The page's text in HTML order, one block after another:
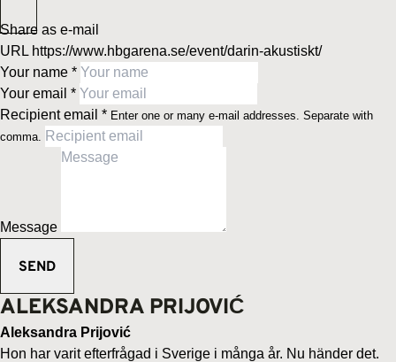
Share as e-mail
URL https://www.hbgarena.se/event/darin-akustiskt/
Your name *
Your email *
Recipient email * Enter one or many e-mail addresses. Separate with
comma.
Message
ALEKSANDRA PRIJOVIĆ
Aleksandra Prijović
Hon har varit efterfrågad i Sverige i många år. Nu händer det.